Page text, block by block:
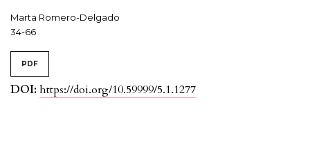
Marta Romero-Delgado
34-66
PDF
DOI: https://doi.org/10.59999/5.1.1277